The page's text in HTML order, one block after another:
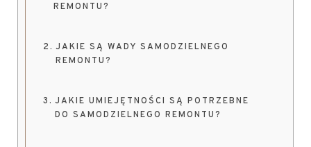
REMONTU?
JAKIE SĄ WADY SAMODZIELNEGO
REMONTU?
JAKIE UMIEJĘTNOŚCI SĄ POTRZEBNE
DO SAMODZIELNEGO REMONTU?